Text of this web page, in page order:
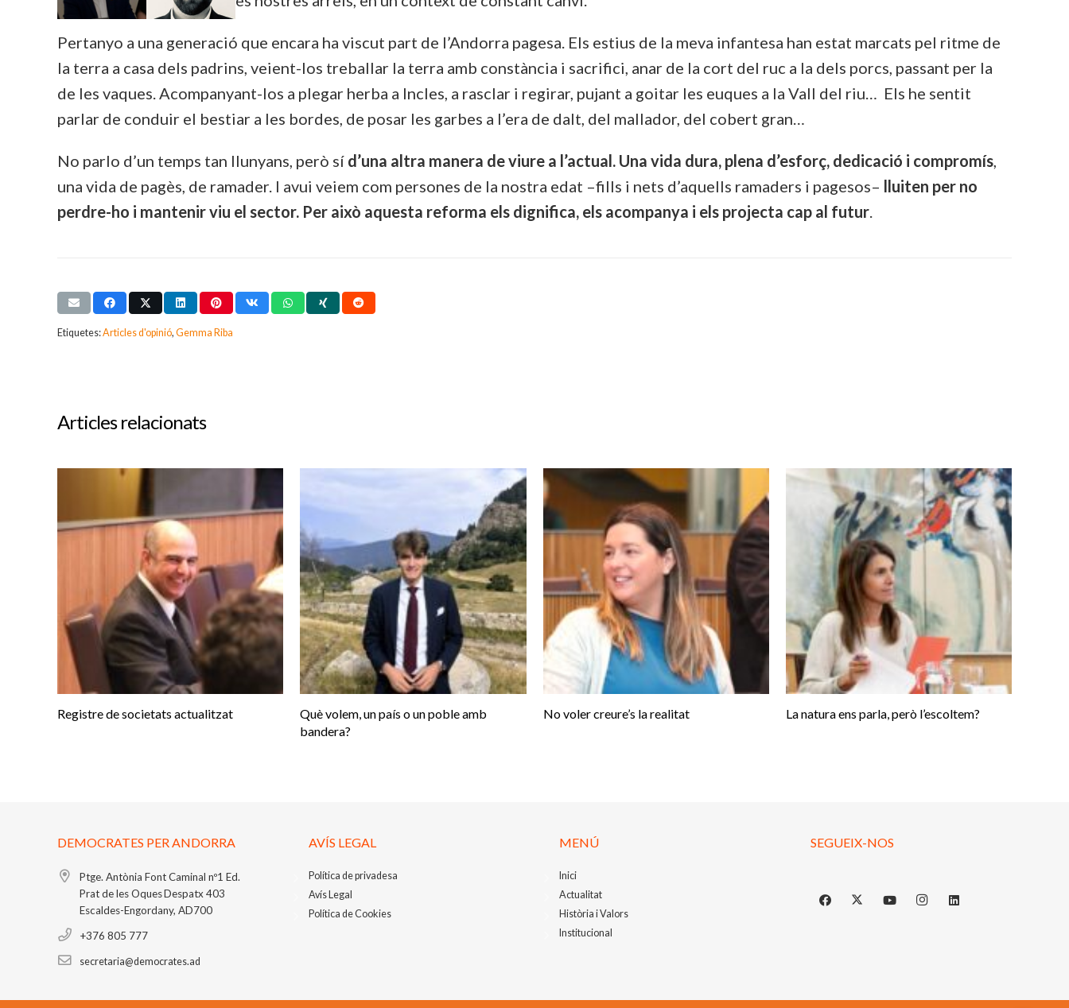
Pertanyo a una generació que encara ha viscut part de l’Andorra pagesa. Els estius de la meva infantesa han estat marcats pel ritme de
la terra a casa dels padrins, veient-los treballar la terra amb constància i sacrifici, anar de la cort del ruc a la dels porcs, passant per la
de les vaques. Acompanyant-los a plegar herba a Incles, a rasclar i regirar, pujant a goitar les euques a la Vall del riu… Els he sentit
parlar de conduir el bestiar a les bordes, de posar les garbes a l’era de dalt, del mallador, del cobert gran…
No parlo d’un temps tan llunyans, però sí d’una altra manera de viure a l’actual. Una vida dura, plena d’esforç, dedicació i compromís,
una vida de pagès, de ramader. I avui veiem com persones de la nostra edat –fills i nets d’aquells ramaders i pagesos– lluiten per no
perdre-ho i mantenir viu el sector. Per això aquesta reforma els dignifica, els acompanya i els projecta cap al futur.
Etiquetes:Articles d'opinió, Gemma Riba
Articles relacionats
Registre de societats actualitzat
Què volem, un país o un poble amb
bandera?
No voler creure’s la realitat La natura ens parla, però l’escoltem?
DEMOCRATES PER ANDORRA
Ptge. Antònia Font Caminal nº1 Ed.
Prat de les OquesDespatx 403
Escaldes-Engordany, AD700
+376 805 777
secretaria@democrates.ad
AVÍS LEGAL
Política de privadesa
Avís Legal
Política de Cookies
MENÚ
Inici
Actualitat
Història i Valors
Institucional
SEGUEIX-NOS